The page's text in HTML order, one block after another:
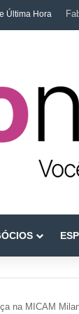
Última Hora
na MICAM